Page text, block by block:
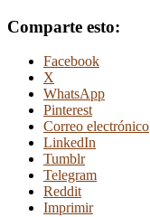
Comparte esto:
Facebook
X
WhatsApp
Pinterest
Correo electrónico
LinkedIn
Tumblr
Telegram
Reddit
Imprimir